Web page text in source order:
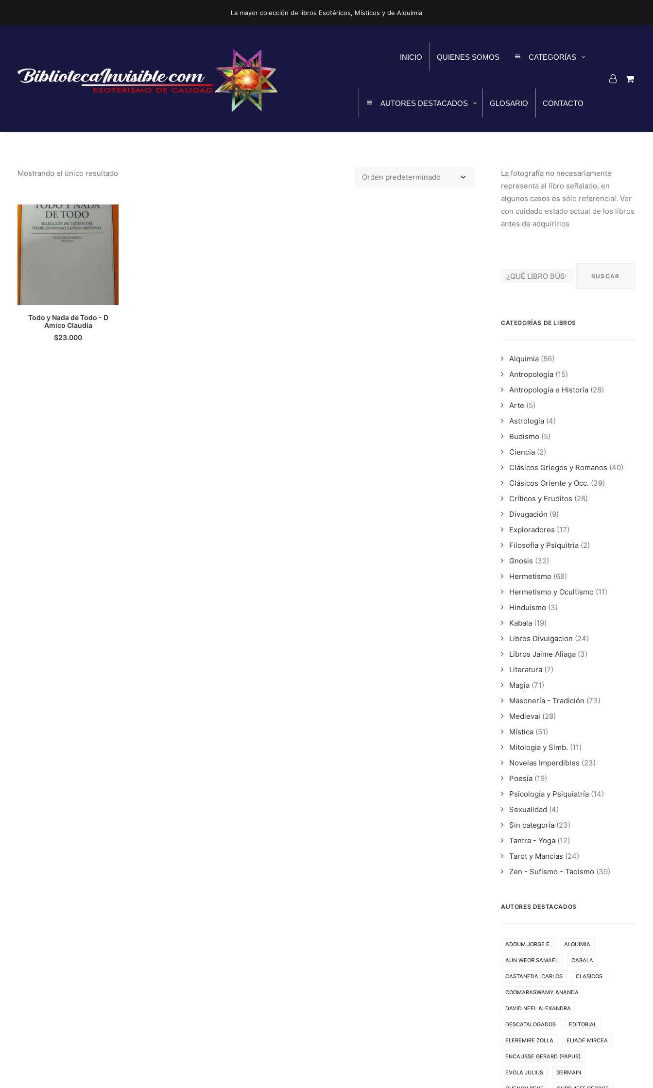
La mayor colección de libros Esotéricos, Místicos y de Alquimia
INICIO QUIENES SOMOS CATEGORÍAS
AUTORES DESTACADOS GLOSARIO CONTACTO
Mostrando el único resultado
AGREGAR AL CARRITO
Todo y Nada de Todo - D
Amico Claudia
$23.000
La fotografía no necesariamente
representa al libro señalado, en
algunos casos es sólo referencial. Ver
con cuidado estado actual de los libros
antes de adquirirlos
CATEGORÍAS DE LIBROS
Alquimia (86)
Antropologia (15)
Antropología e Historia (28)
Arte (5)
Astrología (4)
Budismo (5)
Ciencia (2)
Clásicos Griegos y Romanos (40)
Clásicos Oriente y Occ. (39)
Críticos y Eruditos (28)
Divugación (9)
Exploradores (17)
Filosofia y Psiquitria (2)
Gnosis (32)
Hermetismo (68)
Hermetismo y Ocultismo (11)
Hinduismo (3)
Kabala (19)
Libros Divulgacion (24)
Libros Jaime Aliaga (3)
Literatura (7)
Magia (71)
Masonería - Tradición (73)
Medieval (28)
Mística (51)
Mitologia y Simb. (11)
Novelas Imperdibles (23)
Poesía (19)
Psicología y Psiquiatría (14)
Sexualidad (4)
Sin categoría (23)
Tantra - Yoga (12)
Tarot y Mancias (24)
Zen - Sufismo - Taoismo (39)
AUTORES DESTACADOS
ADOUM JORGE E. ALQUIMIA
AUN WEOR SAMAEL CABALA
CASTANEDA, CARLOS CLASICOS
COOMARASWAMY ANANDA
DAVID NEEL ALEXANDRA
DESCATALOGADOS EDITORIAL
ELEREMIRE ZOLLA ELIADE MIRCEA
ENCAUSSE GERARD (PAPUS)
EVOLA JULIUS GERMAIN